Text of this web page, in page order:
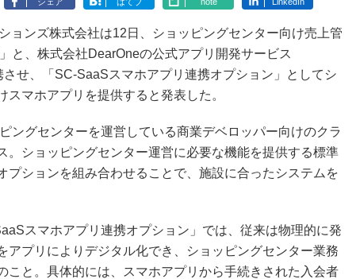
ョンズ株式会社は12日、ショッピングセンター向け売上管
と、株式会社DearOneの公式アプリ開発サービス
させ、「SC-SaaSスマホアプリ連携オプション」としてシ
スマホアプリを提供すると発表した。
ングセンターを運営している商業デベロッパー向けのクラ
。ショッピングセンター運営に必要な機能を提供する標準
プションを組み合わせることで、施設に合ったシステムを
スマホアプリ連携オプション」では、従来は物理的に発
アプリによりデジタル化でき、ショッピングセンター業務
こと。具体的には、スマホアプリから手続きされた入会者